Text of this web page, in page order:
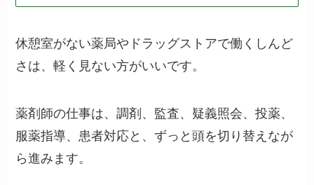
休憩室がない薬局やドラッグストアで働くしんど
さは、軽く見ない方がいいです。
薬剤師の仕事は、調剤、監査、疑義照会、投薬、
服薬指導、患者対応と、ずっと頭を切り替えなが
ら進みます。